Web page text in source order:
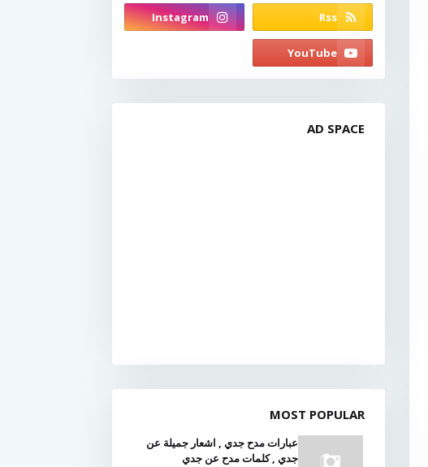
AD SPACE
MOST POPULAR
عبارات مدح جدي , اشعار جميلة عن
جدي , كلمات مدح عن جدي